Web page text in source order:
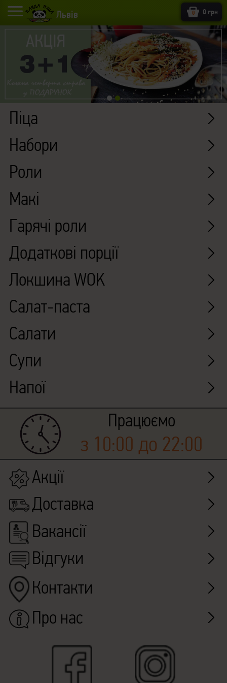
Львів 0 0 грн
Піца
Набори
Роли
Макі
Гарячі роли
Додаткові порції
Локшина WOK
Салат-паста
Салати
Супи
Напої
Працюємо
з 10:00 до 22:00
Акції
Доставка
Вакансії
Відгуки
Контакти
Про нас